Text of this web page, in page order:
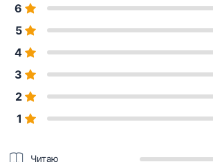
6
5
4
3
2
1
Читаю